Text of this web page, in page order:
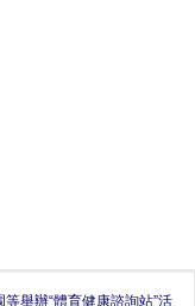
舉辦“體育健康諮詢站”活